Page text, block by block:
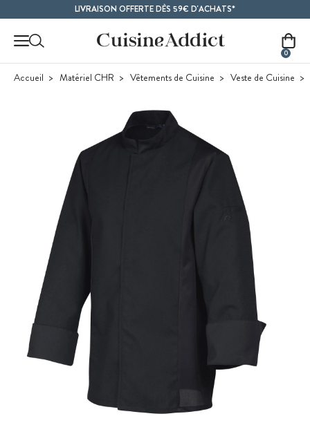
LIVRAISON OFFERTE DÈS 59€ D'ACHATS*
0
Accueil Matériel CHR Vêtements de Cuisine Veste de Cuisine